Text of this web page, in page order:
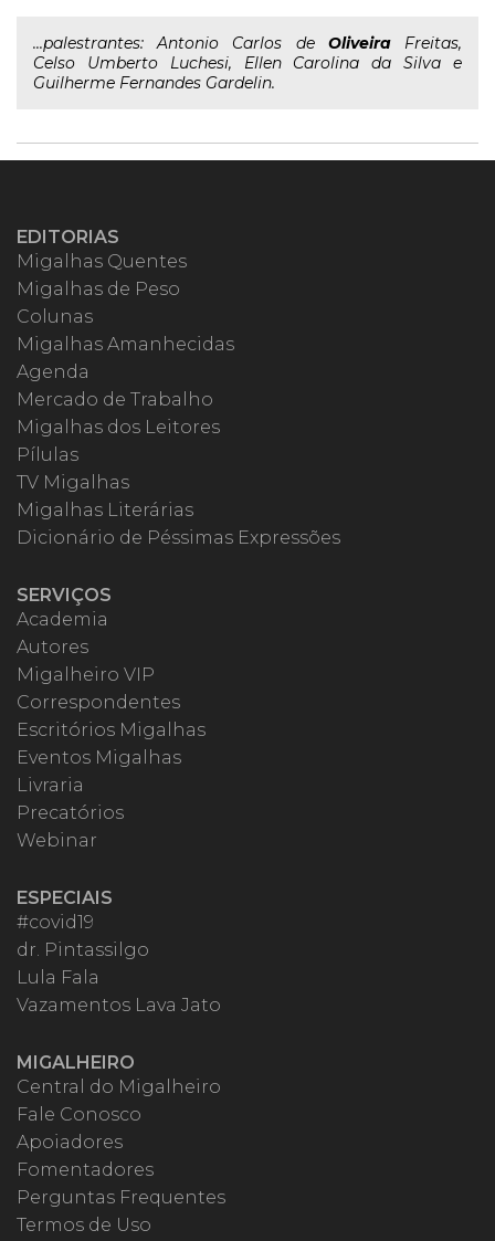
...palestrantes: Antonio Carlos de OliveiraFreitas,
Celso Umberto Luchesi, Ellen Carolina da Silva e
Guilherme Fernandes Gardelin.
EDITORIAS
Migalhas Quentes
Migalhas de Peso
Colunas
Migalhas Amanhecidas
Agenda
Mercado de Trabalho
Migalhas dos Leitores
Pílulas
TV Migalhas
Migalhas Literárias
Dicionário de Péssimas Expressões
SERVIÇOS
Academia
Autores
Migalheiro VIP
Correspondentes
Escritórios Migalhas
Eventos Migalhas
Livraria
Precatórios
Webinar
ESPECIAIS
#covid19
dr. Pintassilgo
Lula Fala
Vazamentos Lava Jato
MIGALHEIRO
Central do Migalheiro
Fale Conosco
Apoiadores
Fomentadores
Perguntas Frequentes
Termos de Uso